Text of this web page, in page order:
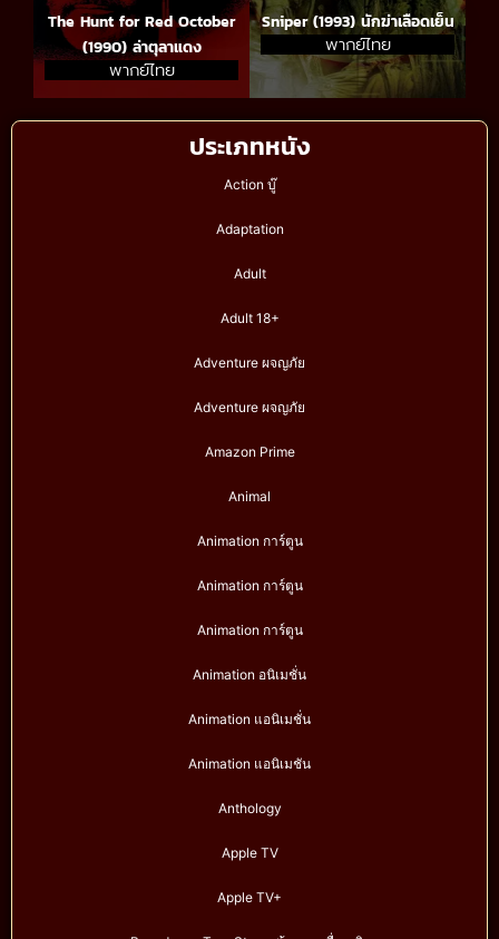
ประเภทหนัง
Action บู๊
Adaptation
Adult
Adult 18+
Adventure ผจญภัย
Adventure ผจญภัย
Amazon Prime
Animal
Animation การ์ตูน
Animation การ์ตูน
Animation การ์ตูน
Animation อนิเมชั่น
Animation แอนิเมชั่น
Animation แอนิเมชัน
Anthology
Apple TV
Apple TV+
The Hunt for Red October
(1990) ล่าตุลาแดง
พากย์ไทย
Sniper (1993) นักฆ่าเลือดเย็น
พากย์ไทย